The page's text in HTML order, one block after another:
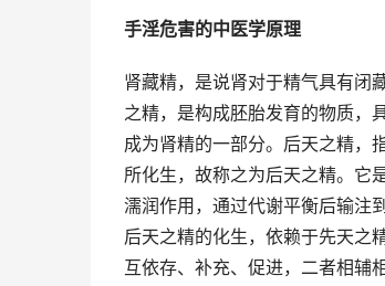
手淫危害的中医学原理
肾藏精，是说肾对于精气具有闭
之精，是构成胚胎发育的物质，
成为肾精的一部分。后天之精，
所化生，故称之为后天之精。它
濡润作用，通过代谢平衡后输注
后天之精的化生，依赖于先天之
互依存、补充、促进，二者相辅